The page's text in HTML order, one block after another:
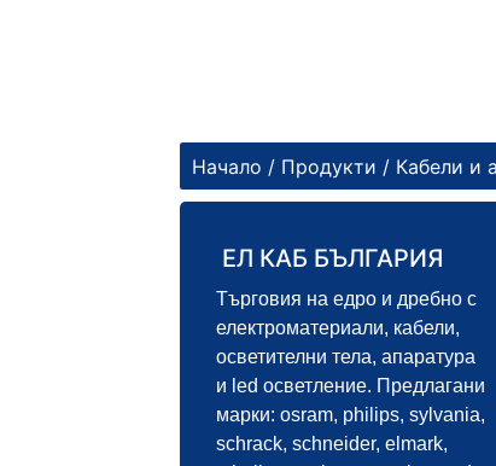
Начало / Продукти / Кабели и
ЕЛ КАБ БЪЛГАРИЯ
Търговия на едро и дребно с
електроматериали, кабели,
осветителни тела, апаратура
и led осветление. Предлагани
марки: osram, philips, sylvania,
schrack, schneider, elmark,